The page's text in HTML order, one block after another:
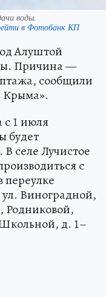
воды.
в Фотобанк КП
Алуштой
Причина —
сообщили
Крыма».
с 1 июля
будет
В селе Лучистое
с
переулке
Виноградной,
д. 1–